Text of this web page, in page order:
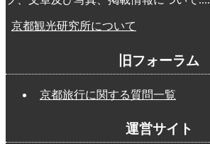
京都観光研究所について
旧フォーラム
京都旅行に関する質問一覧
運営サイト